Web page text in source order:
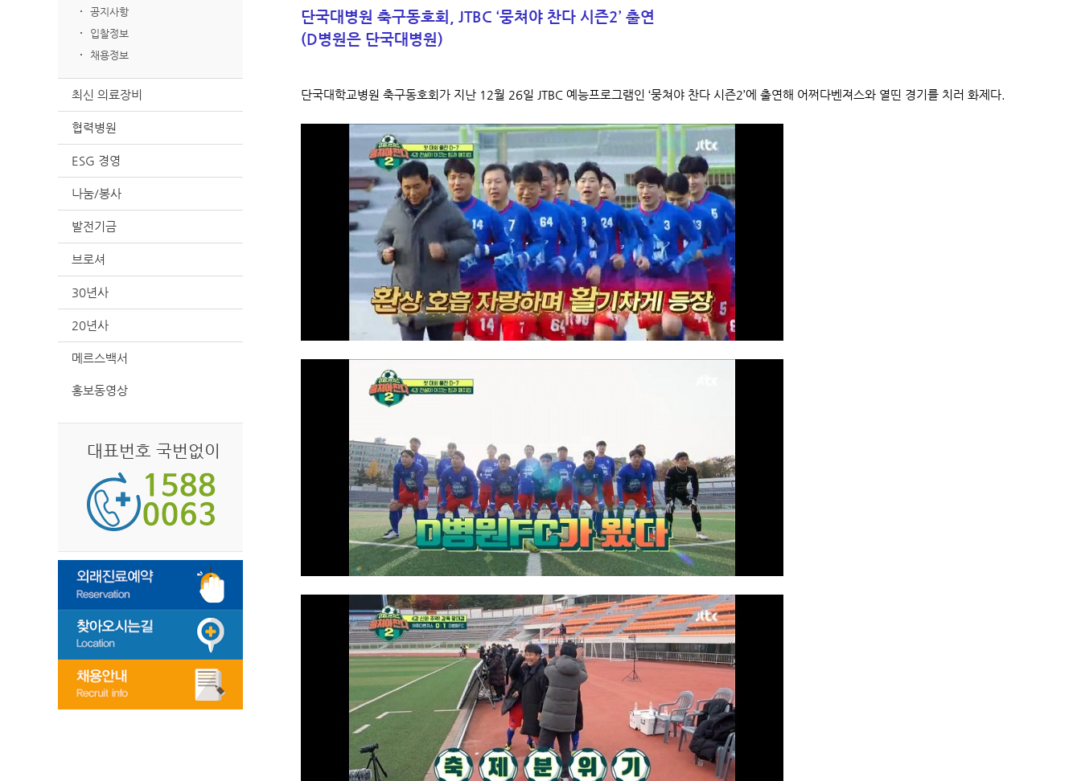
공지사항
입찰정보
채용정보
최신 의료장비
협력병원
ESG 경영
나눔/봉사
발전기금
브로셔
30년사
20년사
메르스백서
홍보동영상
대표번호 국번없이
단국대병원 축구동호회, JTBC ‘뭉쳐야 찬다 시즌2’ 출연
(D병원은 단국대병원)
단국대학교병원 축구동호회가 지난 12월 26일 JTBC 예능프로그램인 ‘뭉쳐야 찬다 시즌2’에 출연해 어쩌다벤져스와 열띤 경기를 치러 화제다.